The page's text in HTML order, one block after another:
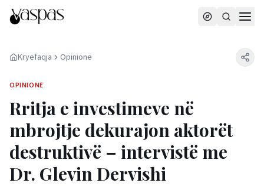
Kryefaqja Opinione
OPINIONE
Rritja e investimeve në
mbrojtje dekurajon aktorët
destruktivë – intervistë me
Dr. Glevin Dervishi